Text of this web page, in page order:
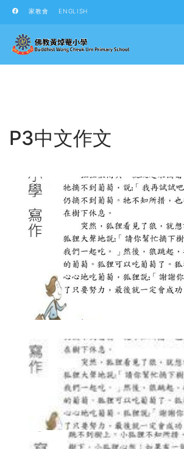
家教會 ENGLISH
P3中文作文